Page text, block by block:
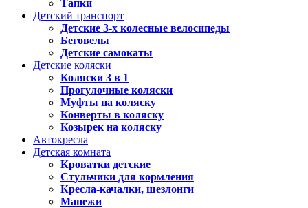
Тапки
Детский транспорт
Детские 3-х колесные велосипеды
Беговелы
Детские самокаты
Детские коляски
Коляски 3 в 1
Прогулочные коляски
Муфты на коляску
Конверты в коляску
Козырек на коляску
Автокресла
Детская комната
Кроватки детские
Стульчики для кормления
Кресла-качалки, шезлонги
Манежи